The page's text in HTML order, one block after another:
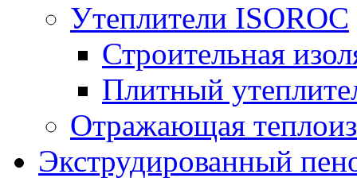
Утеплители ISOROC
Строительная
Плитный
Отражающая
Экструдированный